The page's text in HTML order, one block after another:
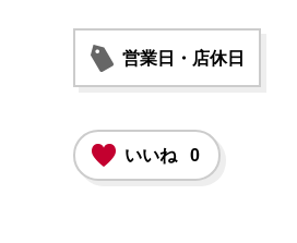
営業日・店休日
いいね 0